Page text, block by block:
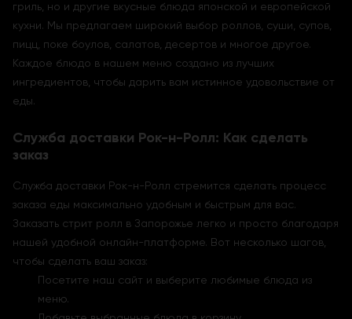
гриль, но и другие вкусные блюда японской и европейской
кухни. Мы предлагаем широкий выбор роллов, суши, супов,
пицц, поке боулов, салатов, десертов и многое другое.
Каждое блюдо в нашем меню создано из лучших
ингредиентов, чтобы дарить вам истинное удовольствие от
еды.
Служба доставки Рок-н-Ролл: Как сделать
заказ
Служба доставки Рок-н-Ролл стремится сделать процесс
заказа еды максимально удобным и быстрым для вас.
Заказать стрит ролл в Запорожье легко и просто благодаря
нашей удобной онлайн-платформе. Вот несколько шагов,
чтобы сделать ваш заказ:
Посетите наш сайт и выберите любимые блюда из
меню.